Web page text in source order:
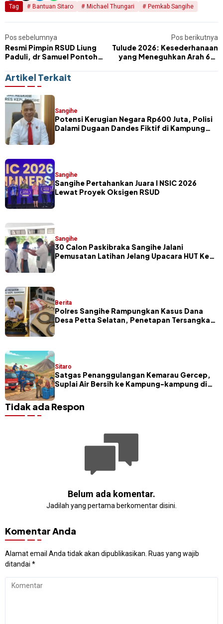
Tag Bantuan Sitaro Michael Thungari Pemkab Sangihe
Pos sebelumnya
Resmi Pimpin RSUD Liung
Paduli, dr Samuel Pontoh
Seperti Ini
Pos berikutnya
Tulude 2026: Kesederhanaan
yang Meneguhkan Arah 601
Lawo
Artikel Terkait
Sangihe
Potensi Kerugian Negara Rp600 Juta, Polisi
Dalami Dugaan Dandes Fiktif di Kampung
Sangihe
Sangihe Pertahankan Juara I NSIC 2026
Lewat Proyek Oksigen RSUD
Sangihe
30 Calon Paskibraka Sangihe Jalani
Pemusatan Latihan Jelang Upacara HUT Ke-
Berita
Polres Sangihe Rampungkan Kasus Dana
Desa Petta Selatan, Penetapan Tersangka
Sitaro
Satgas Penanggulangan Kemarau Gercep,
Suplai Air Bersih ke Kampung-kampung di
Tidak ada Respon
Belum ada komentar.
Jadilah yang pertama berkomentar disini.
Komentar Anda
Alamat email Anda tidak akan dipublikasikan. Ruas yang wajib
ditandai *